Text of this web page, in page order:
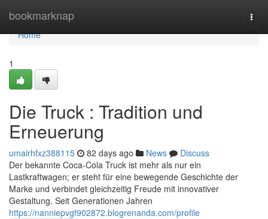
bookmarknap
Home
Home
1
Die Truck : Tradition und
Erneuerung
umairhfxz388115 82 days ago News
Discuss
Der bekannte Coca-Cola Truck ist mehr als nur ein
Lastkraftwagen; er steht für eine bewegende Geschichte der
Marke und verbindet gleichzeitig Freude mit innovativer
Gestaltung. Seit Generationen Jahren
https://nanniepvgf902872.blogrenanda.com/profile